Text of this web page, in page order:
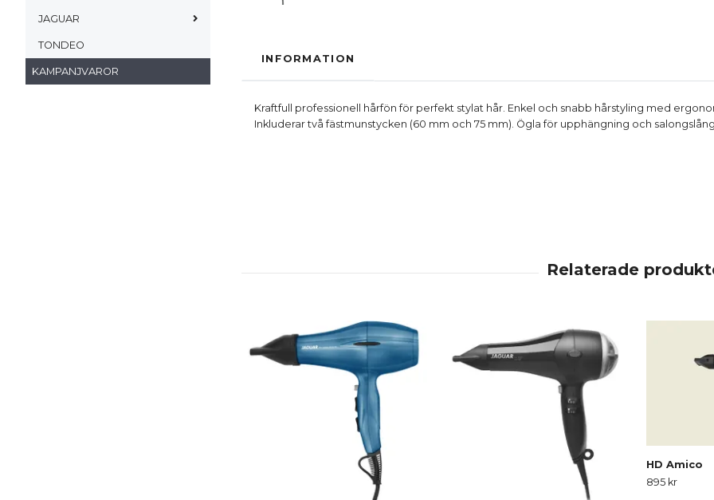
JAGUAR
TONDEO
KAMPANJVAROR
INFORMATION
Kraftfull professionell hårfön för perfekt stylat hår. Enkel och snabb hårstyling med
Inkluderar två fästmunstycken (60 mm och 75 mm). Ögla för upphängning och
HD Amico
895 kr